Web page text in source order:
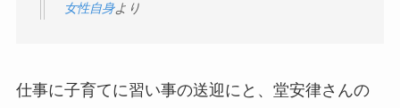
女性自身より
仕事に子育てに習い事の送迎にと、堂安律さんの